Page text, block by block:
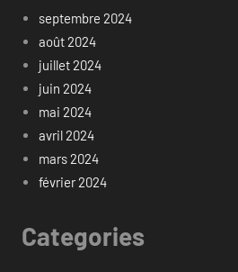
septembre 2024
août 2024
juillet 2024
juin 2024
mai 2024
avril 2024
mars 2024
février 2024
Categories